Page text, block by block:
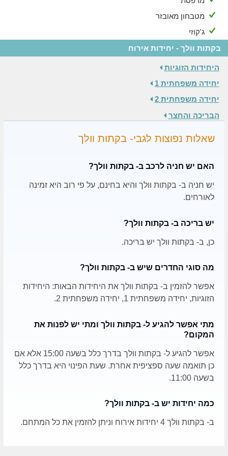
מטבחון מאובזר
ג'קוזי
בקתות וולך - יחידות אירוח
היחידות הזוגיות
יחידה משפחתית 1
יחידה משפחתית 2
הבריכה והחצר
שאלות נפוצות לגבי- בקתות וולך
האם יש חניה לרכב ב- בקתות וולך?
יש חניה ב- בקתות וולך והיא בחינם, על פי רוב היא זמינה
לאורחים.
יש בריכה ב- בקתות וולך?
כן, ב- בקתות וולך יש בריכה.
מה סוגי החדרים שיש ב- בקתות וולך?
אפשר להזמין ב- בקתות וולך את היחידות הבאות: היחידות
הזוגיות, יחידה משפחתית 1, יחידה משפחתית 2.
מתי אפשר להגיע ל- בקתות וולך ומתי יש לפנות את
המקום?
אפשר להגיע ל- בקתות וולך בדרך כלל בשעה 15:00 אלא אם
כן תואמה שעה ספציפית אחרת. שעת הפינוי היא בדרך כלל
בשעה 11:00.
כמה יחידות יש ב- בקתות וולך?
ב- בקתות וולך 4 יחידות אירוח וניתן להזמין את כל המתחם.